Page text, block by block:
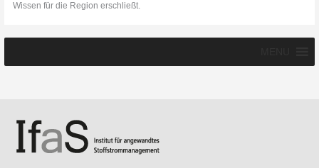
Wissen für die Region erschließt.